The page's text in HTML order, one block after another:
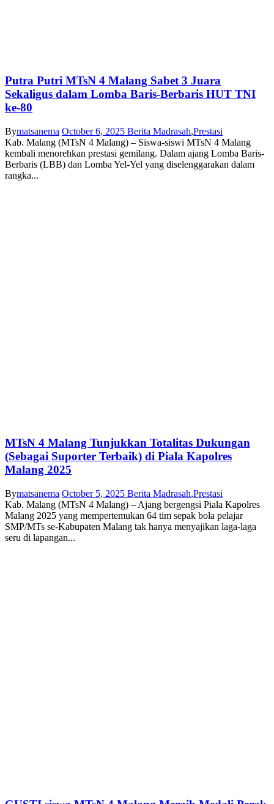
Putra Putri MTsN 4 Malang Sabet 3 Juara
Sekaligus dalam Lomba Baris-Berbaris HUT TNI
ke-80
Bymatsanema October 6, 2025 Berita Madrasah,Prestasi
Kab. Malang (MTsN 4 Malang) – Siswa-siswi MTsN 4 Malang
kembali menorehkan prestasi gemilang. Dalam ajang Lomba Baris-
Berbaris (LBB) dan Lomba Yel-Yel yang diselenggarakan dalam
rangka...
MTsN 4 Malang Tunjukkan Totalitas Dukungan
(Sebagai Suporter Terbaik) di Piala Kapolres
Malang 2025
Bymatsanema October 5, 2025 Berita Madrasah,Prestasi
Kab. Malang (MTsN 4 Malang) – Ajang bergengsi Piala Kapolres
Malang 2025 yang mempertemukan 64 tim sepak bola pelajar
SMP/MTs se-Kabupaten Malang tak hanya menyajikan laga-laga
seru di lapangan...